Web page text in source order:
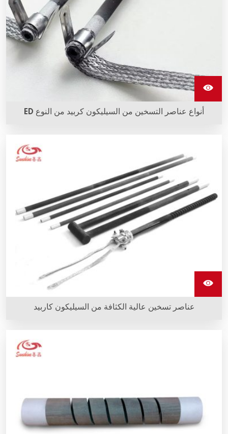
أنواع عناصر التسخين من السيليكون كربيد من النوع ED
عناصر تسخين عالية الكثافة من السيليكون كاربيد
خاصة عالية الكثافة من السيليكون كاربيد المقاوم للتفاعل. تتميز
عناصر تسخين من السيليكون كاربيد بمناطق حارة ذات كثافة عالية